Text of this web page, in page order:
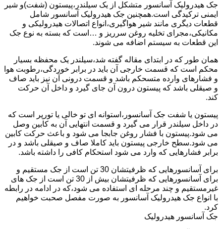
جک هیدرولیک آسانسور متشکل از یک سیلندر،پیستون (شفت)و شیر
ایمنی ترکیدگی است.همچنین جک هیدرولیک آسانسور شامل
قطعات دیگری مانند شیر هواگیری،انواع اتصالات هیدرولیکی و
مکانیکی،مجرای تخلیه روغن سرریز و …است که بسته به نوع جک
این قطعات به سیستم اضافه می شوند.
همان طور که در ابتدای مقاله گفته شد،سیلندر یک محفظه بسیار
محکم است که قسمت خارجی آن باید در برابر خوردگی،رطوبت هوا
و فشارهای وارده متسحکم باشد و قسمت درونی آن نیز باید صاف
و صیقلی باشد که پیستون درون آن جای گیرد و داخل آن حرکت
کند.
پیستون یا شفت جک آسانسور،استوانه ای تو خالی یا تورپر است که
در داخل سیلندر قرار می گیرد و قسمت انتهایی آن به کابین وصل
می شود.پیستون با فشار روغن جابجا می شود و باعث حرکت کابین
می شود.سطح خارجی پیستون باید کاملا صاف و صیقلی باشد و در
برابر فشارهایی که وارد می شود استحکام کافی را داشته باشد.
برای آسانسورهایی که ظرفیتشان 30 تن است از جک مستقیم و
برای آسانسورهایی که ظرفیتشان بیش از 30 تن است از جک های
غیرمستقیم و چند مرحله ای استفاده می شود،که در ادامه در رابطه
با انواع جک هیدرولیک آسانسور به صورت مفصل صحبت خواهیم
کرد.
جک آسانسور هیدرولیک